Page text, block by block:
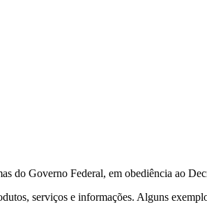
do Governo Federal, em obediência ao
serviços e informações. Alguns